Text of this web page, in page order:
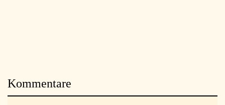
Kommentare